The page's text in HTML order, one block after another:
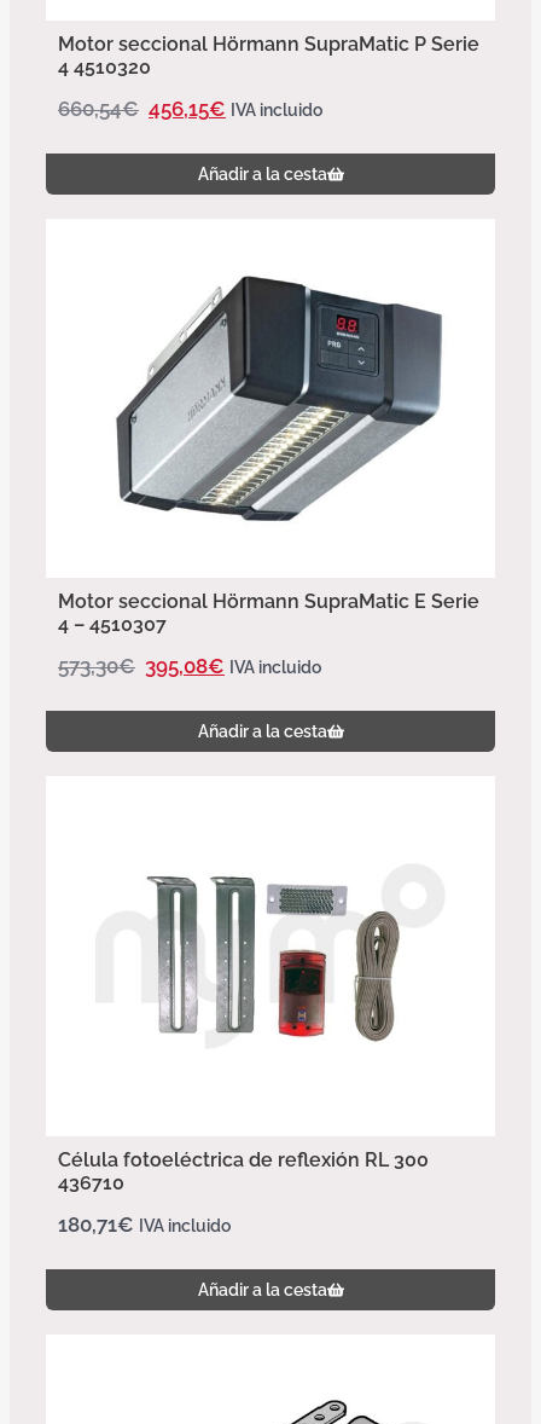
Motor seccional Hörmann SupraMatic P Serie
4 4510320
660,54€ 456,15€ IVA incluido
Añadir a la cesta
Motor seccional Hörmann SupraMatic E Serie
4 – 4510307
573,30€ 395,08€ IVA incluido
Añadir a la cesta
Célula fotoeléctrica de reflexión RL 300
436710
180,71€ IVA incluido
Añadir a la cesta